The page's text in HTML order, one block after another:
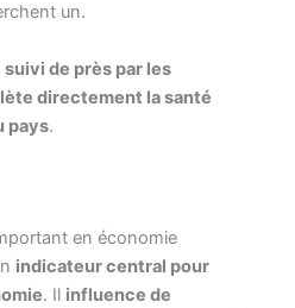
un.
suivi de près par les
directement la santé
pays.
en économie
indicateur central pour
. Il influence de